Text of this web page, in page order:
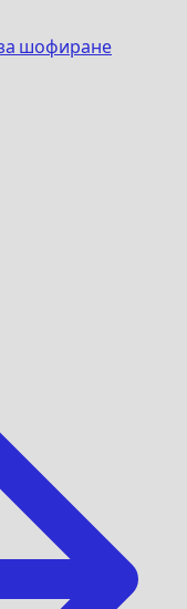
шофиране